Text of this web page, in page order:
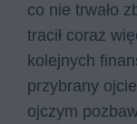
co nie trwało
tracił coraz
kolejnych
przybrany
ojczym